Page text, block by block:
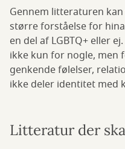
Gennem litteraturen
større forståelse for
en del af LGBTQ+ eller
ikke kun for nogle, men
genkende følelser,
ikke deler identitet med
Litteratur der